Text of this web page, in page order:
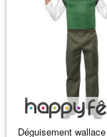
Déguisement wallace